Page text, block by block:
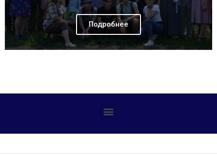
Подробнее